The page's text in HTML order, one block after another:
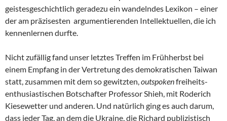
geistesgeschichtlich geradezu ein wandelndes Lexikon – einer
der am präzisesten argumentierenden Intellektuellen, die ich
kennenlernen durfte.
Nicht zufällig fand unser letztes Treffen im Frühherbst bei
einem Empfang in der Vertretung des demokratischen Taiwan
statt, zusammen mit dem so gewitzten,outspokenfreiheits-
enthusiastischen Botschafter Professor Shieh, mit Roderich
Kiesewetter und anderen. Und natürlich ging es auch darum,
dass jeder Tag, an dem die Ukraine, die Richard publizistisch